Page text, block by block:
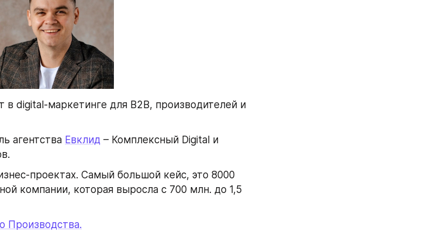
в digital-маркетинге для B2B, производителей и
агентства Евклид – Комплексный Digital и
проектах. Самый большой кейс, это 8000
компании, которая выросла с 700 млн. до 1,5
Производства.